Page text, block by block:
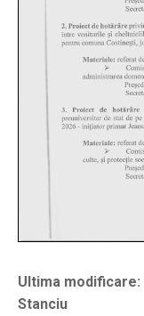
Ultima modificare:
Stanciu